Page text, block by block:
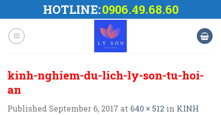
to
content
HOTLINE:0906.49.68.60
kinh-nghiem-du-lich-ly-son-tu-hoi-
an
Published September 6, 2017 at 640 × 512 in KINH